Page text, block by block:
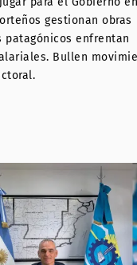
gestionan obras
patagónicos enfrentan
Bullen